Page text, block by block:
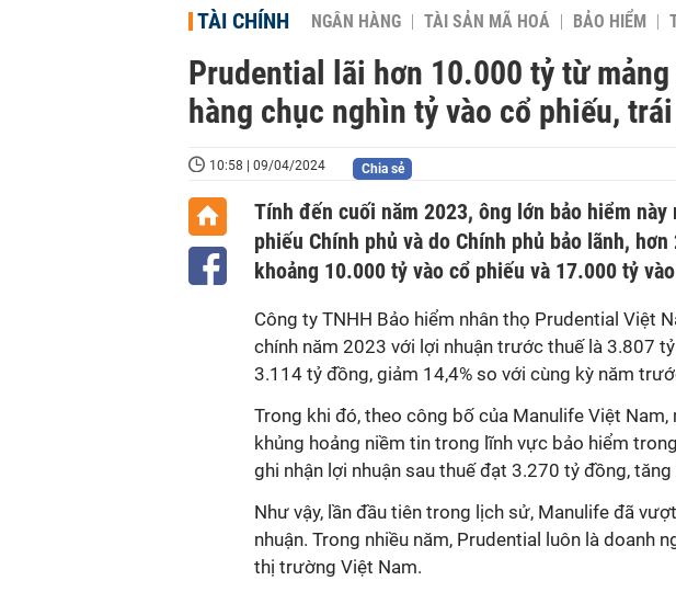
TÀI CHÍNH NGÂN HÀNG TÀI SẢN MÃ HOÁ BẢO HIỂM
Prudential lãi hơn 10.000 tỷ từ
hàng chục nghìn tỷ vào cổ phiếu,
10:58 | 09/04/2024 Chia sẻ
Tính đến cuối năm 2023, ông lớn bảo hiểm
phiếu Chính phủ và do Chính phủ bảo lãnh,
khoảng 10.000 tỷ vào cổ phiếu và 17.000 tỷ
Công ty TNHH Bảo hiểm nhân thọ Prudential Việt
chính năm 2023 với lợi nhuận trước thuế là 3.807
3.114 tỷ đồng, giảm 14,4% so với cùng kỳ năm
Trong khi đó, theo công bố của Manulife Việt
khủng hoảng niềm tin trong lĩnh vực bảo hiểm
ghi nhận lợi nhuận sau thuế đạt 3.270 tỷ đồng,
Như vậy, lần đầu tiên trong lịch sử, Manulife đã
nhuận. Trong nhiều năm, Prudential luôn là doanh
thị trường Việt Nam.